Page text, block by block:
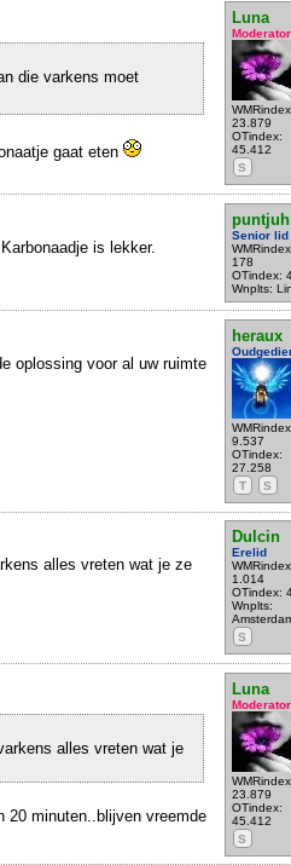
Luna
Moderator
23.879
OTindex:
45.412
S
die varkens moet
gaat eten
puntjuh
Senior lid
178
OTindex:
Wnplts:
is lekker.
heraux
9.537
OTindex:
27.258
T
S
oplossing voor al uw ruimte
Dulcin
Erelid
1.014
OTindex:
Wnplts:
S
alles vreten wat je ze
Luna
Moderator
23.879
OTindex:
45.412
S
alles vreten wat je
20 minuten..blijven vreemde